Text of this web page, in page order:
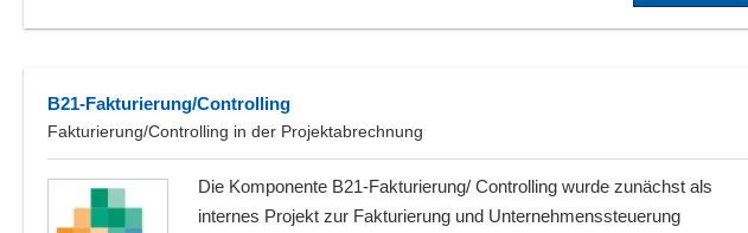
B21-Fakturierung/Controlling
Fakturierung/Controlling in der Projektabrechnung
Die Komponente B21-Fakturierung/ Controlling wurde zunächst als
internes Projekt zur Fakturierung und Unternehmenssteuerung